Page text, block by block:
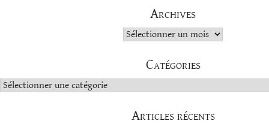
Archives
Archives
Catégories
Catégories
Articles récents